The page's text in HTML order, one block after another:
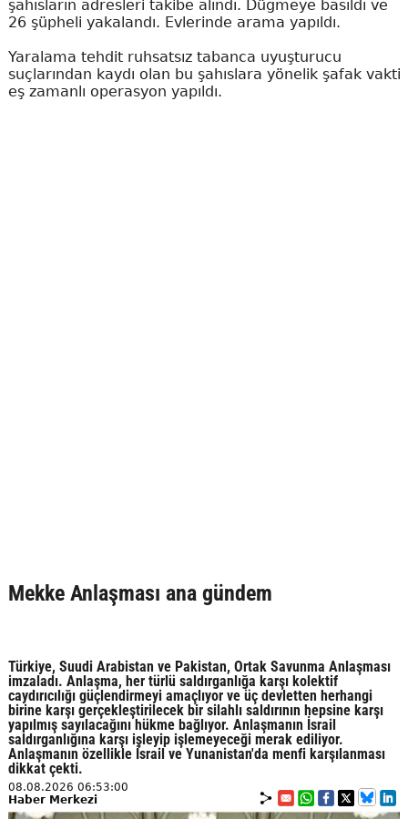
şahısların adresleri takibe alındı. Düğmeye basıldı ve
26 şüpheli yakalandı. Evlerinde arama yapıldı.
Yaralama tehdit ruhsatsız tabanca uyuşturucu
suçlarından kaydı olan bu şahıslara yönelik şafak vakti
eş zamanlı operasyon yapıldı.
Mekke Anlaşması ana gündem
Türkiye, Suudi Arabistan ve Pakistan, Ortak Savunma Anlaşması
imzaladı. Anlaşma, her türlü saldırganlığa karşı kolektif
caydırıcılığı güçlendirmeyi amaçlıyor ve üç devletten herhangi
birine karşı gerçekleştirilecek bir silahlı saldırının hepsine karşı
yapılmış sayılacağını hükme bağlıyor. Anlaşmanın İsrail
saldırganlığına karşı işleyip işlemeyeceği merak ediliyor.
Anlaşmanın özellikle İsrail ve Yunanistan'da menfi karşılanması
dikkat çekti.
08.08.2026 06:53:00
Haber Merkezi